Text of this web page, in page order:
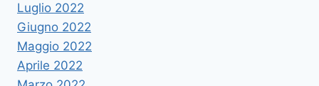
Luglio 2022
Giugno 2022
Maggio 2022
Aprile 2022